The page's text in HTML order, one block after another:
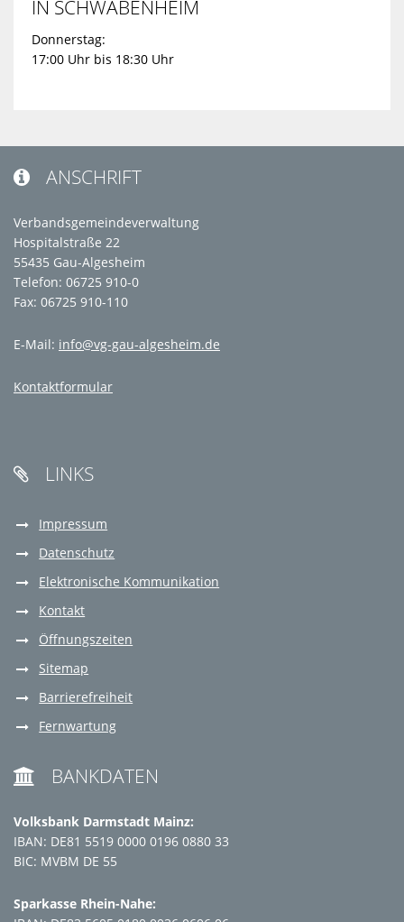
IN SCHWABENHEIM
Donnerstag:
17:00 Uhr bis 18:30 Uhr
 ANSCHRIFT
Verbandsgemeindeverwaltung
Hospitalstraße 22
55435 Gau-Algesheim
Telefon: 06725 910-0
Fax: 06725 910-110
E-Mail: info@vg-gau-algesheim.de
Kontaktformular
 LINKS
Impressum
Datenschutz
Elektronische Kommunikation
Kontakt
Öffnungszeiten
Sitemap
Barrierefreiheit
Fernwartung
 BANKDATEN
Volksbank Darmstadt Mainz:
IBAN: DE81 5519 0000 0196 0880 33
BIC: MVBM DE 55
Sparkasse Rhein-Nahe: